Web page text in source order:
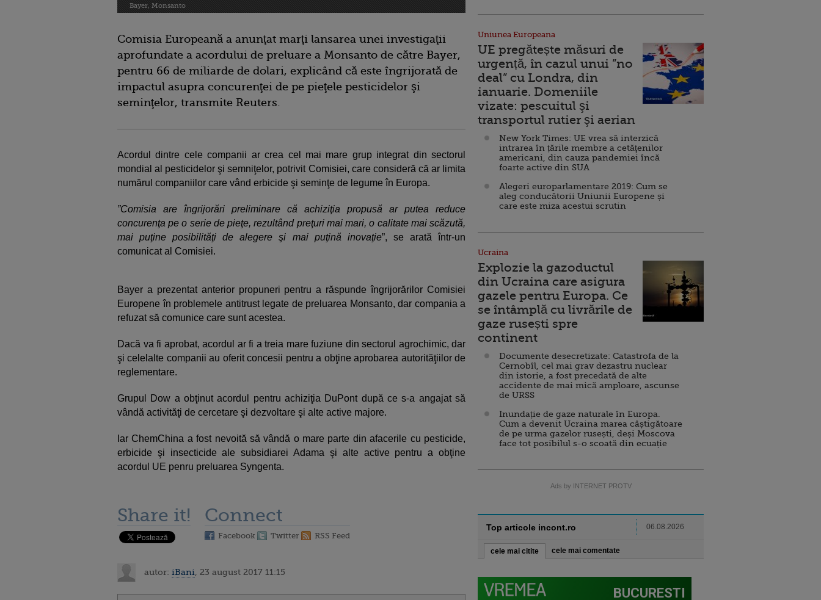
Bayer, Monsanto
Comisia Europeană a anunţat marţi lansarea unei investigaţii
aprofundate a acordului de preluare a Monsanto de către Bayer,
pentru 66 de miliarde de dolari, explicând că este îngrijorată de
impactul asupra concurenţei de pe pieţele pesticidelor şi
seminţelor, transmite Reuters.
Acordul dintre cele companii ar crea cel mai mare grup integrat din sectorul
mondial al pesticidelor şi semniţelor, potrivit Comisiei, care consideră că ar limita
numărul companiilor care vând erbicide şi seminţe de legume în Europa.
”Comisia are îngrijorări preliminare că achiziţia propusă ar putea reduce
concurenţa pe o serie de pieţe, rezultând preţuri mai mari, o calitate mai scăzută,
mai puţine posibilităţi de alegere şi mai puţină inovaţie”, se arată într-un
comunicat al Comisiei.
Bayer a prezentat anterior propuneri pentru a răspunde îngrijorărilor Comisiei
Europene în problemele antitrust legate de preluarea Monsanto, dar compania a
refuzat să comunice care sunt acestea.
Dacă va fi aprobat, acordul ar fi a treia mare fuziune din sectorul agrochimic, dar
şi celelalte companii au oferit concesii pentru a obţine aprobarea autorităţiilor de
reglementare.
Grupul Dow a obţinut acordul pentru achiziţia DuPont după ce s-a angajat să
vândă activităţi de cercetare şi dezvoltare şi alte active majore.
Iar ChemChina a fost nevoită să vândă o mare parte din afacerile cu pesticide,
erbicide şi insecticide ale subsidiarei Adama şi alte active pentru a obţine
acordul UE penru preluarea Syngenta.
Share it! Connect
Facebook Twitter RSS Feed
autor: iBani , 23 august 2017 11:15
Uniunea Europeana
UE pregătește măsuri de
urgență, în cazul unui ”no
deal” cu Londra, din
ianuarie. Domeniile
vizate: pescuitul şi
transportul rutier şi aerian
New York Times: UE vrea să interzică
intrarea în țările membre a cetăţenilor
americani, din cauza pandemiei încă
foarte active din SUA
Alegeri europarlamentare 2019: Cum se
aleg conducătorii Uniunii Europene și
care este miza acestui scrutin
Ucraina
Explozie la gazoductul
din Ucraina care asigura
gazele pentru Europa. Ce
se întâmplă cu livrările de
gaze rusești spre
continent
Documente desecretizate: Catastrofa de la
Cernobîl, cel mai grav dezastru nuclear
din istorie, a fost precedată de alte
accidente de mai mică amploare, ascunse
de URSS
Inundație de gaze naturale în Europa.
Cum a devenit Ucraina marea câștigătoare
de pe urma gazelor rusești, deși Moscova
face tot posibilul s-o scoată din ecuație
Ads by INTERNET PROTV
Top articole incont.ro 06.08.2026
cele mai citite cele mai comentate